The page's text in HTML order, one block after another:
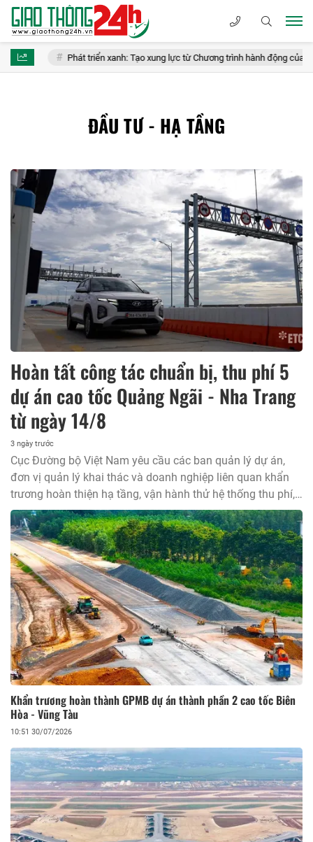
Phát triển xanh: Tạo xung lực từ Chương trình hành động của Bộ
ĐẦU TƯ - HẠ TẦNG
Hoàn tất công tác chuẩn bị, thu phí 5
dự án cao tốc Quảng Ngãi - Nha Trang
từ ngày 14/8
3 ngày trước
Cục Đường bộ Việt Nam yêu cầu các ban quản lý dự án,
đơn vị quản lý khai thác và doanh nghiệp liên quan khẩn
trương hoàn thiện hạ tầng, vận hành thử hệ thống thu phí,
sẵn sàng triển khai thu phí đối với 5 dự án thành phần cao
tốc Bắc - Nam phía Đông đoạn từ Quảng Ngãi đến Nha
Trang kể từ ngày 14/8/2026.
Khẩn trương hoàn thành GPMB dự án thành phần 2 cao tốc Biên
Hòa - Vũng Tàu
10:51 30/07/2026